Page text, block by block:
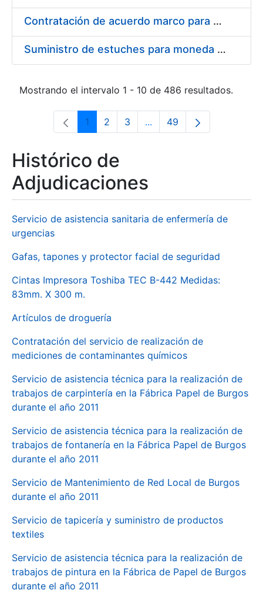
Contratación de acuerdo marco para el Suministro de Material de Electricidad para la Fábrica Nacional de Moneda y Timbre-Real Casa de la Moneda en su centro de trabajo de Burgos
Suministro de estuches para moneda de 30 €
Mostrando el intervalo 1 - 10 de 486 resultados.
Página
1 Página
2 Página
3 ...Páginas intermedias Use
Página
49
Histórico de
Adjudicaciones
Servicio de asistencia sanitaria de enfermería de
urgencias
Gafas, tapones y protector facial de seguridad
Cintas Impresora Toshiba TEC B-442 Medidas:
83mm. X 300 m.
Artículos de droguería
Contratación del servicio de realización de
mediciones de contaminantes químicos
Servicio de asistencia técnica para la realización de
trabajos de carpintería en la Fábrica Papel de Burgos
durante el año 2011
Servicio de asistencia técnica para la realización de
trabajos de fontanería en la Fábrica Papel de Burgos
durante el año 2011
Servicio de Mantenimiento de Red Local de Burgos
durante el año 2011
Servicio de tapicería y suministro de productos
textiles
Servicio de asistencia técnica para la realización de
trabajos de pintura en la Fábrica de Papel de Burgos
durante el año 2011